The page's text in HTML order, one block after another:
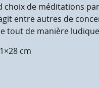
choix de méditations
entre autres de
tout de manière
cm